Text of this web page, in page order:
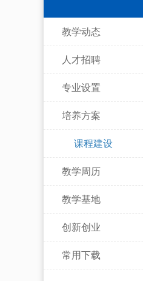
教学动态
人才招聘
专业设置
培养方案
课程建设
教学周历
教学基地
创新创业
常用下载